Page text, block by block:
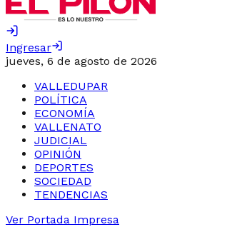
Ingresar
jueves, 6 de agosto de 2026
VALLEDUPAR
POLÍTICA
ECONOMÍA
VALLENATO
JUDICIAL
OPINIÓN
DEPORTES
SOCIEDAD
TENDENCIAS
Ver Portada Impresa